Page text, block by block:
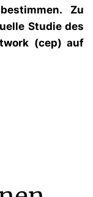
Zu
Studie des
(cep) auf